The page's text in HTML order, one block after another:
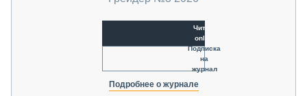
Читать
online
Подписка
на
журнал
Подробнее о журнале